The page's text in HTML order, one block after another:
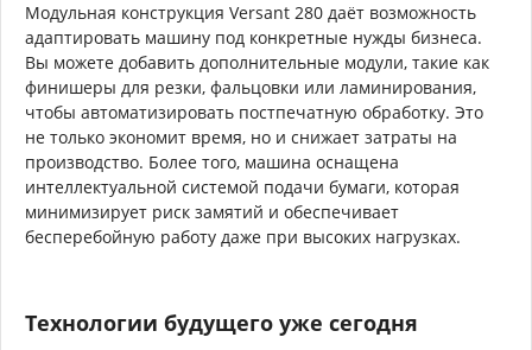
Модульная конструкция Versant 280 даёт возможность
адаптировать машину под конкретные нужды бизнеса.
Вы можете добавить дополнительные модули, такие как
финишеры для резки, фальцовки или ламинирования,
чтобы автоматизировать постпечатную обработку. Это
не только экономит время, но и снижает затраты на
производство. Более того, машина оснащена
интеллектуальной системой подачи бумаги, которая
минимизирует риск замятий и обеспечивает
бесперебойную работу даже при высоких нагрузках.
Технологии будущего уже сегодня